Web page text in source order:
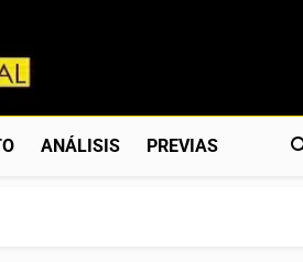
Crónicas, Previas Y Más. La Web
ANÁLISIS PREVIAS